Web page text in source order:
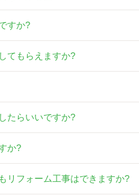
すか?
てもらえますか?
たらいいですか?
か?
リフォーム工事はできますか?